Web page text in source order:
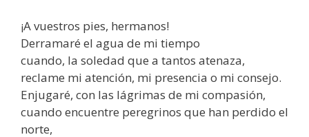
¡A vuestros pies, hermanos!
Derramaré el agua de mi tiempo
cuando, la soledad que a tantos atenaza,
reclame mi atención, mi presencia o mi consejo.
Enjugaré, con las lágrimas de mi compasión,
cuando encuentre peregrinos que han perdido el
norte,